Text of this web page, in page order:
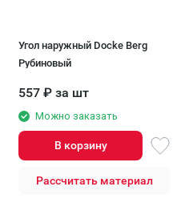
Угол наружный Docke Berg
Рубиновый
557 ₽ за шт
Можно заказать
В корзину
Рассчитать материал